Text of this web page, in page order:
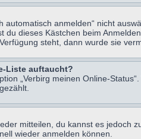
anmelden“ nicht
dieses Kästchen beim
steht, dann wurde sie
Liste auftaucht?
„Verbirg meinen Online-
mitteilen, du kannst es
wieder anmelden können.